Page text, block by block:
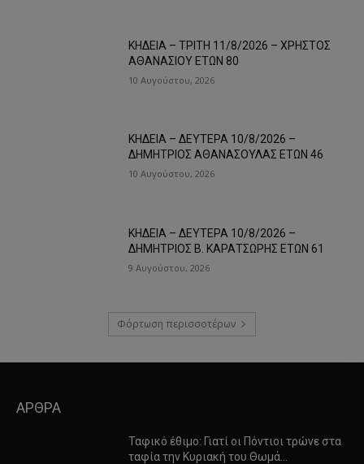
ΚΗΔΕΙΑ – ΤΡΙΤΗ 11/8/2026 – ΧΡΗΣΤΟΣ
ΑΘΑΝΑΣΙΟΥ ΕΤΩΝ 80
10 Αυγούστου, 2026
ΚΗΔΕΙΑ – ΔΕΥΤΕΡΑ 10/8/2026 –
ΔΗΜΗΤΡΙΟΣ ΑΘΑΝΑΣΟΥΛΑΣ ΕΤΩΝ 46
10 Αυγούστου, 2026
ΚΗΔΕΙΑ – ΔΕΥΤΕΡΑ 10/8/2026 –
ΔΗΜΗΤΡΙΟΣ Β. ΚΑΡΑΤΣΩΡΗΣ ΕΤΩΝ 61
9 Αυγούστου, 2026
Φόρτωση περισσοτέρων
ΑΡΘΡΑ
Ταφικό έθιμο: Γιατί οι Πόντιοι τρώνε στα
ταφία την Κυριακή του Θωμά…